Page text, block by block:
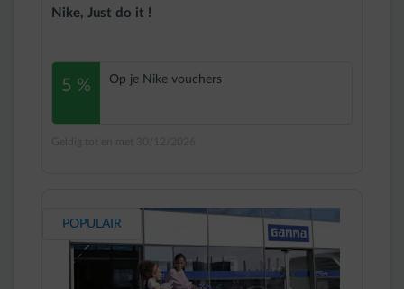
Nike, Just do it !
5 % Op je Nike vouchers
POPULAIR